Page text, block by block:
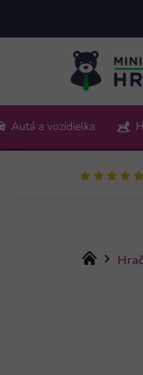
obsah
Pon-Pia 9:00-
Autá a vozidielka
Domov